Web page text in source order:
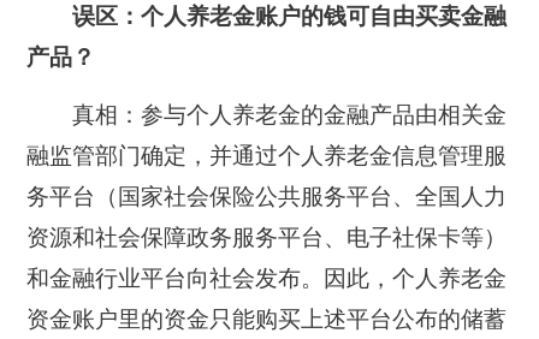
误区：个人养老金账户的钱可自由买卖金融
产品？
真相：参与个人养老金的金融产品由相关金
融监管部门确定，并通过个人养老金信息管理服
务平台（国家社会保险公共服务平台、全国人力
资源和社会保障政务服务平台、电子社保卡等）
和金融行业平台向社会发布。因此，个人养老金
资金账户里的资金只能购买上述平台公布的储蓄